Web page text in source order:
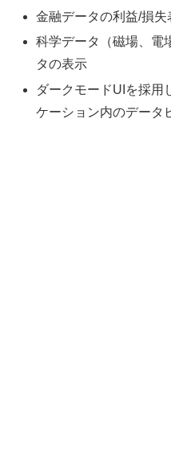
金融データの利益/損失
科学データ（磁場、電
タの表示
ダークモードUIを採用
ケーション内のデータ